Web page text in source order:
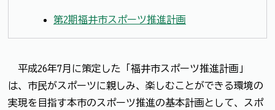
第2期福井市スポーツ推進計画
平成26年7月に策定した「福井市スポーツ推進計画」
は、市民がスポーツに親しみ、楽しむことができる環境の
実現を目指す本市のスポーツ推進の基本計画として、スポ